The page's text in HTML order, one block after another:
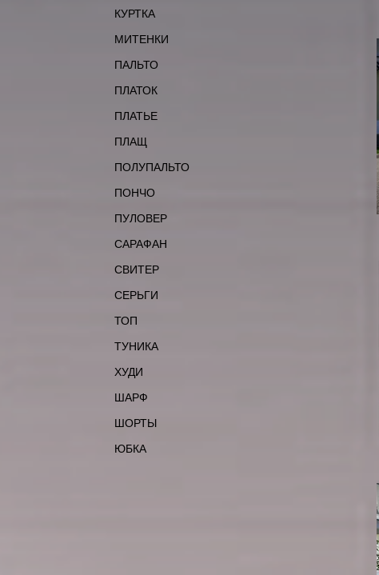
КУРТКА
МИТЕНКИ
ПАЛЬТО
ПЛАТОК
ПЛАТЬЕ
ПЛАЩ
ПОЛУПАЛЬТО
ПОНЧО
ПУЛОВЕР
САРАФАН
СВИТЕР
СЕРЬГИ
ТОП
ТУНИКА
ХУДИ
ШАРФ
ШОРТЫ
ЮБКА